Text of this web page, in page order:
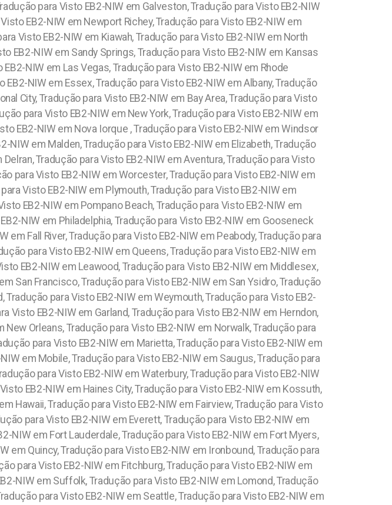
para Visto EB2-NIW em Galveston, Tradução para Visto EB2-NIW
EB2-NIW em Newport Richey, Tradução para Visto EB2-NIW em
Visto EB2-NIW em Kiawah, Tradução para Visto EB2-NIW em North
EB2-NIW em Sandy Springs, Tradução para Visto EB2-NIW em Kansas
NIW em Las Vegas, Tradução para Visto EB2-NIW em Rhode
NIW em Essex, Tradução para Visto EB2-NIW em Albany, Tradução
City, Tradução para Visto EB2-NIW em Bay Area, Tradução para Visto
para Visto EB2-NIW em New York, Tradução para Visto EB2-NIW em
EB2-NIW em Nova Iorque , Tradução para Visto EB2-NIW em Windsor
NIW em Malden, Tradução para Visto EB2-NIW em Elizabeth, Tradução
Tradução para Visto EB2-NIW em Aventura, Tradução para Visto
para Visto EB2-NIW em Worcester, Tradução para Visto EB2-NIW em
Visto EB2-NIW em Plymouth, Tradução para Visto EB2-NIW em
EB2-NIW em Pompano Beach, Tradução para Visto EB2-NIW em
NIW em Philadelphia, Tradução para Visto EB2-NIW em Gooseneck
em Fall River, Tradução para Visto EB2-NIW em Peabody, Tradução para
para Visto EB2-NIW em Queens, Tradução para Visto EB2-NIW em
EB2-NIW em Leawood, Tradução para Visto EB2-NIW em Middlesex,
San Francisco, Tradução para Visto EB2-NIW em San Ysidro, Tradução
para Visto EB2-NIW em Weymouth, Tradução para Visto EB2-
Visto EB2-NIW em Garland, Tradução para Visto EB2-NIW em Herndon,
Orleans, Tradução para Visto EB2-NIW em Norwalk, Tradução para
para Visto EB2-NIW em Marietta, Tradução para Visto EB2-NIW em
em Mobile, Tradução para Visto EB2-NIW em Saugus, Tradução para
para Visto EB2-NIW em Waterbury, Tradução para Visto EB2-NIW
EB2-NIW em Haines City, Tradução para Visto EB2-NIW em Kossuth,
Hawaii, Tradução para Visto EB2-NIW em Fairview, Tradução para Visto
para Visto EB2-NIW em Everett, Tradução para Visto EB2-NIW em
NIW em Fort Lauderdale, Tradução para Visto EB2-NIW em Fort Myers,
em Quincy, Tradução para Visto EB2-NIW em Ironbound, Tradução para
para Visto EB2-NIW em Fitchburg, Tradução para Visto EB2-NIW em
NIW em Suffolk, Tradução para Visto EB2-NIW em Lomond, Tradução
para Visto EB2-NIW em Seattle, Tradução para Visto EB2-NIW em